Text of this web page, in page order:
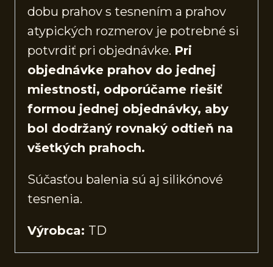
dobu prahov s tesnením a prahov
atypických rozmerov je potrebné si
potvrdiť pri objednávke. Pri
objednávke prahov do jednej
miestnosti, odporúčame riešiť
formou jednej objednávky, aby
bol dodržaný rovnaký odtieň na
všetkých prahoch.
Súčasťou balenia sú aj silikónové
tesnenia.
Výrobca: TD